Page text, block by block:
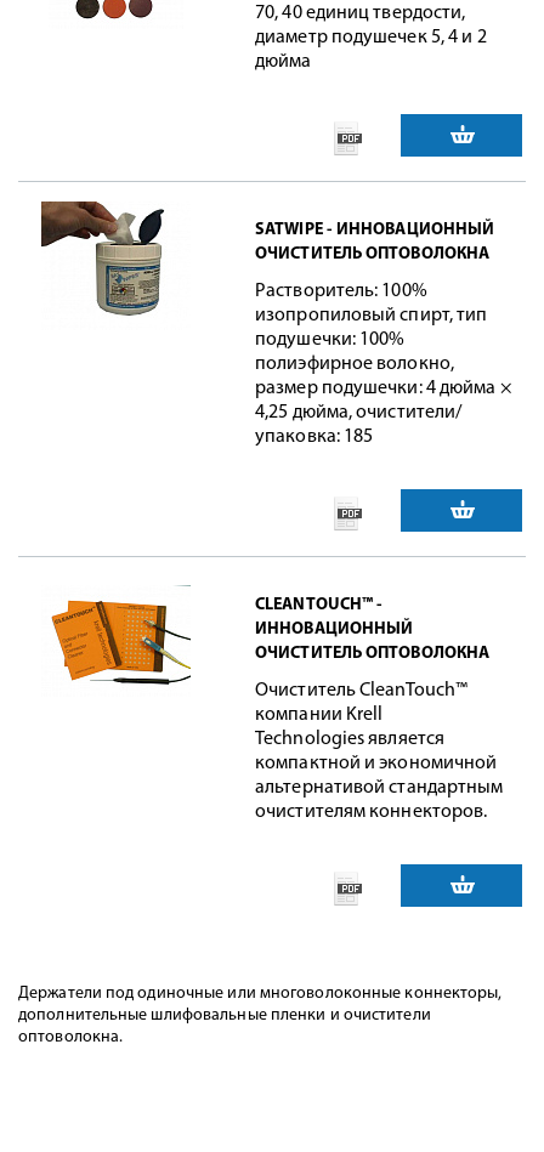
70, 40 единиц твердости,
диаметр подушечек 5, 4 и 2
дюйма
SATWIPE - ИННОВАЦИОННЫЙ
ОЧИСТИТЕЛЬ ОПТОВОЛОКНА
Растворитель: 100%
изопропиловый спирт, тип
подушечки: 100%
полиэфирное волокно,
размер подушечки: 4 дюйма ×
4,25 дюйма, очистители/
упаковка: 185
CLEANTOUCH™ -
ИННОВАЦИОННЫЙ
ОЧИСТИТЕЛЬ ОПТОВОЛОКНА
Очиститель CleanTouch™
компании Krell
Technologies является
компактной и экономичной
альтернативой стандартным
очистителям коннекторов.
Держатели под одиночные или многоволоконные коннекторы,
дополнительные шлифовальные пленки и очистители
оптоволокна.